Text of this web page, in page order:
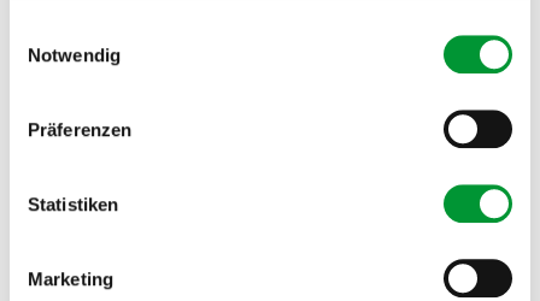
Datenschutzerklärung
Notwendig
Präferenzen
Statistiken
Marketing